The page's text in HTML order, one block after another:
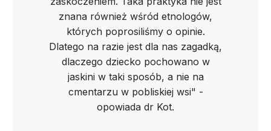
znana również wśród etnologów,
których poprosiliśmy o opinie.
Dlatego na razie jest dla nas zagadką,
dlaczego dziecko pochowano w
jaskini w taki sposób, a nie na
cmentarzu w pobliskiej wsi" -
opowiada dr Kot.